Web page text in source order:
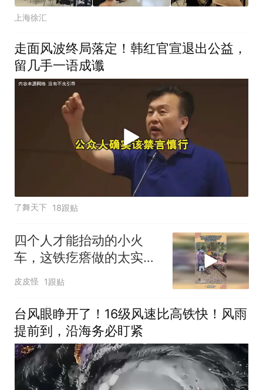
上海徐汇
走面风波终局落定！韩红官宣退出公益，
留几手一语成谶
了舞天下 18跟贴
四个人才能抬动的小火
车，这铁疙瘩做的太实在
了，这质量杠杠的1
皮皮怪 1跟贴
台风眼睁开了！16级风速比高铁快！风雨
提前到，沿海务必盯紧